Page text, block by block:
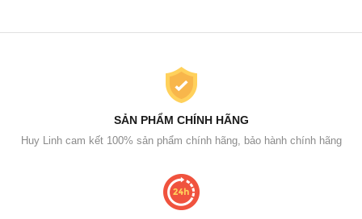
SẢN PHẨM CHÍNH HÃNG
Huy Linh cam kết 100% sản phẩm chính hãng, bảo hành chính hãng